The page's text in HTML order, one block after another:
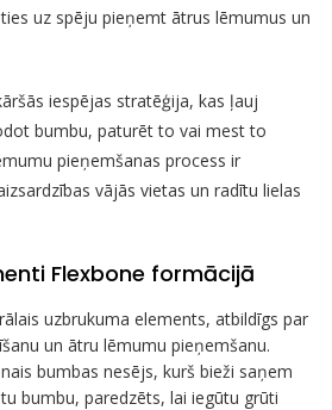
uz spēju pieņemt ātrus lēmumus un
iespējas stratēģija, kas ļauj
bumbu, paturēt to vai mest to
pieņemšanas process ir
vājās vietas un radītu lielas
Flexbone formācijā
uzbrukuma elements, atbildīgs par
un ātru lēmumu pieņemšanu.
bumbas nesējs, kurš bieži saņem
bumbu, paredzēts, lai iegūtu grūti